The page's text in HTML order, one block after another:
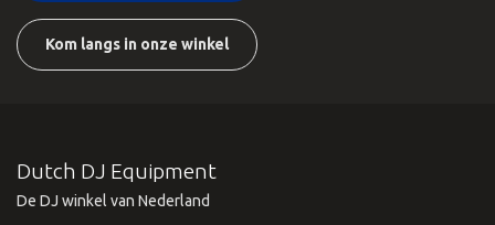
Kom langs in onze winkel
Dutch DJ Equipment
De DJ winkel van Nederland